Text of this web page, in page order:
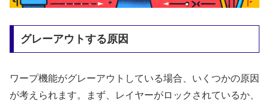
グレーアウトする原因
ワープ機能がグレーアウトしている場合、いくつかの原因
が考えられます。まず、レイヤーがロックされているか、